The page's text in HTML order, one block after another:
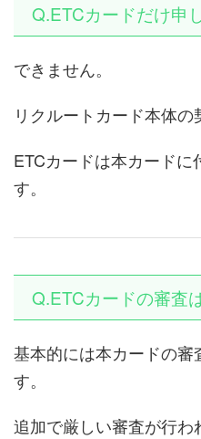
Q.ETCカードだけ申
できません。
リクルートカード本体の
ETCカードは本カードに
す。
Q.ETCカードの審査
基本的には本カードの審
す。
追加で厳しい審査が行